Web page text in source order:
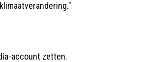
account zetten.